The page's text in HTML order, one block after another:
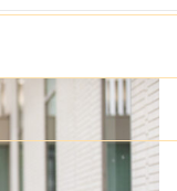
を最大化